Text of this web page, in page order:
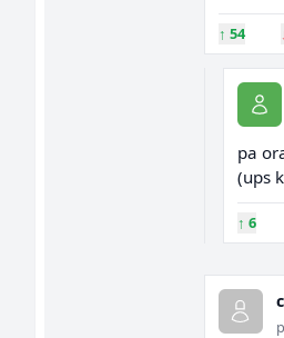
↑ 54
pa
(ups
↑ 6